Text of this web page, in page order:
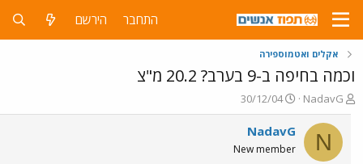
התחבר הירשם
אקלים ואטמוספירה
וכמה בחיפה ב-9 בערב? 20.2 מ"צ
פ
ו
ת
ח
ה
NadavG
פ
ו
ר
ס
ם
30/12/04
N
NadavG
New member